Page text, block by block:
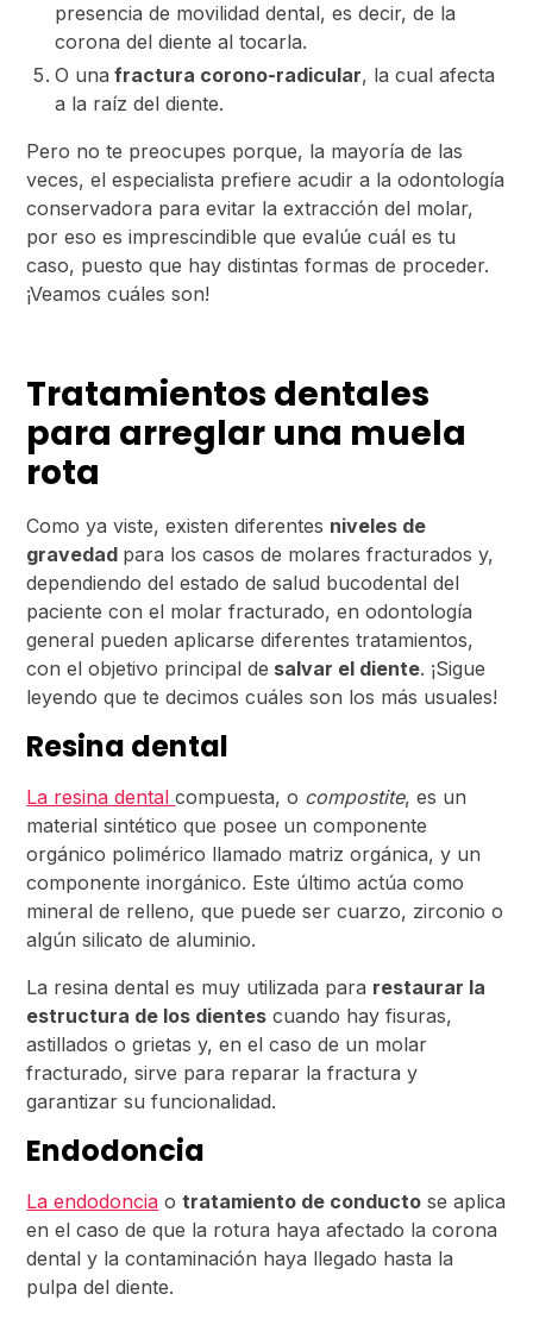
presencia de movilidad dental, es decir, de la
corona del diente al tocarla.
O una fractura corono-radicular, la cual afecta
a la raíz del diente.
Pero no te preocupes porque, la mayoría de las
veces, el especialista prefiere acudir a la odontología
conservadora para evitar la extracción del molar,
por eso es imprescindible que evalúe cuál es tu
caso, puesto que hay distintas formas de proceder.
¡Veamos cuáles son!
Tratamientos dentales
para arreglar una muela
rota
Como ya viste, existen diferentes niveles de
gravedad para los casos de molares fracturados y,
dependiendo del estado de salud bucodental del
paciente con el molar fracturado, en odontología
general pueden aplicarse diferentes tratamientos,
con el objetivo principal de salvar el diente. ¡Sigue
leyendo que te decimos cuáles son los más usuales!
Resina dental
La resina dentalcompuesta, o compostite, es un
material sintético que posee un componente
orgánico polimérico llamado matriz orgánica, y un
componente inorgánico. Este último actúa como
mineral de relleno, que puede ser cuarzo, zirconio o
algún silicato de aluminio.
La resina dental es muy utilizada para restaurar la
estructura de los dientes cuando hay fisuras,
astillados o grietas y, en el caso de un molar
fracturado, sirve para reparar la fractura y
garantizar su funcionalidad.
Endodoncia
La endodoncia otratamiento de conducto se aplica
en el caso de que la rotura haya afectado la corona
dental y la contaminación haya llegado hasta la
pulpa del diente.